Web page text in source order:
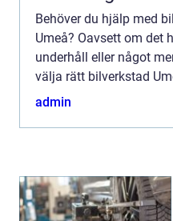
Behöver du hjälp med
Umeå? Oavsett om det
underhåll eller något
välja rätt bilverkstad
admin